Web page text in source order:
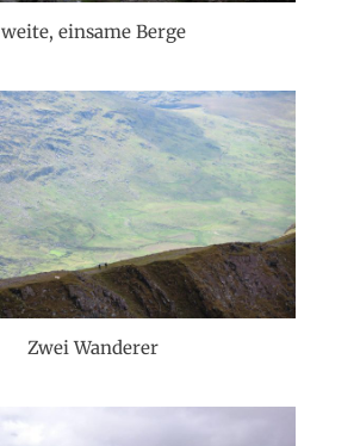
weite, einsame Berge
Zwei Wanderer